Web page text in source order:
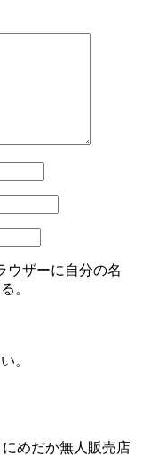
ウザーに自分の名
。
。
めだか無人販売店